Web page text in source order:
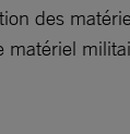
des
matériel